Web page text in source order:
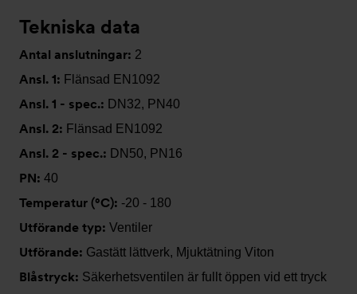
Tekniska data
Antal anslutningar: 2
Ansl. 1: Flänsad EN1092
Ansl. 1 - spec.: DN32, PN40
Ansl. 2: Flänsad EN1092
Ansl. 2 - spec.: DN50, PN16
PN: 40
Temperatur (°C): -20 - 180
Utförande typ: Ventiler
Utförande: Gastätt lättverk, Mjuktätning Viton
Blåstryck: Säkerhetsventilen är fullt öppen vid ett tryck